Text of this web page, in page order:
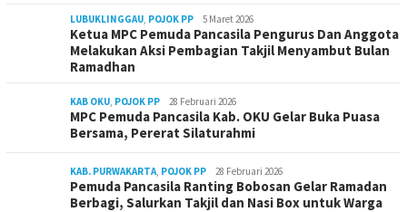
LUBUKLINGGAU, POJOK PP 5 Maret 2026
Ketua MPC Pemuda Pancasila Pengurus Dan Anggota
Melakukan Aksi Pembagian Takjil Menyambut Bulan
Ramadhan
KAB OKU, POJOK PP 28 Februari 2026
MPC Pemuda Pancasila Kab. OKU Gelar Buka Puasa
Bersama, Pererat Silaturahmi
KAB. PURWAKARTA, POJOK PP 28 Februari 2026
Pemuda Pancasila Ranting Bobosan Gelar Ramadan
Berbagi, Salurkan Takjil dan Nasi Box untuk Warga